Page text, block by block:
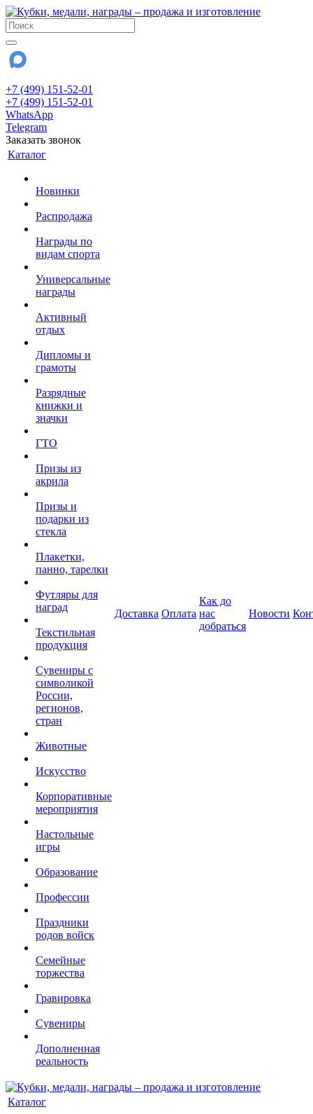
+7 (499) 151-52-01
+7 (499) 151-52-01
WhatsApp
Telegram
Заказать звонок
Каталог
Новинки
Распродажа
Награды по
видам спорта
Универсальные
награды
Активный
отдых
Дипломы и
грамоты
Разрядные
книжки и
значки
ГТО
Призы из
акрила
Призы и
подарки из
стекла
Плакетки,
панно, тарелки
Футляры для
наград
Текстильная
продукция
Сувениры с
символикой
России,
регионов,
стран
Животные
Искусство
Корпоративные
мероприятия
Настольные
игры
Образование
Профессии
Праздники
родов войск
Семейные
торжества
Гравировка
Сувениры
Дополненная
реальность
Доставка Оплата
Как до
нас
добраться
Новости
Каталог